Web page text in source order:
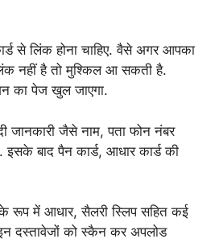
से लिंक होना चाहिए. वैसे अगर आपका
नहीं है तो मुश्किल आ सकती है.
का पेज खुल जाएगा.
जानकारी जैसे नाम, पता फोन नंबर
इसके बाद पैन कार्ड, आधार कार्ड की
रूप में आधार, सैलरी स्लिप सहित कई
दस्तावेजों को स्कैन कर अपलोड